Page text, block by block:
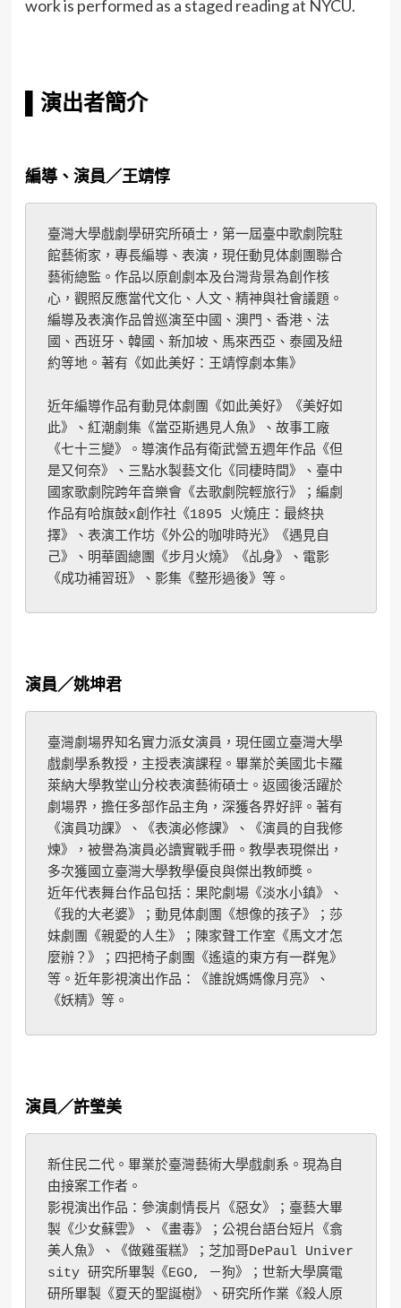
work is performed as a staged reading at NYCU.
演出者簡介
編導、演員／王靖惇
臺灣大學戲劇學研究所碩士，第一屆臺中歌劇院駐
館藝術家，專長編導、表演，現任動見体劇團聯合
藝術總監。作品以原創劇本及台灣背景為創作核
心，觀照反應當代文化、人文、精神與社會議題。
編導及表演作品曾巡演至中國、澳門、香港、法
國、西班牙、韓國、新加坡、馬來西亞、泰國及紐
約等地。著有《如此美好：王靖惇劇本集》
近年編導作品有動見体劇團《如此美好》《美好如
此》、紅潮劇集《當亞斯遇見人魚》、故事工廠
《七十三變》。導演作品有衛武營五週年作品《但
是又何奈》、三點水製藝文化《同棲時間》、臺中
國家歌劇院跨年音樂會《去歌劇院輕旅行》；編劇
作品有哈旗鼓x創作社《1895 火燒庄：最終抉
擇》、表演工作坊《外公的咖啡時光》《遇見自
己》、明華園總團《步月火燒》《乩身》、電影
《成功補習班》、影集《整形過後》等。
演員／姚坤君
臺灣劇場界知名實力派女演員，現任國立臺灣大學
戲劇學系教授，主授表演課程。畢業於美國北卡羅
萊納大學教堂山分校表演藝術碩士。返國後活躍於
劇場界，擔任多部作品主角，深獲各界好評。著有
《演員功課》、《表演必修課》、《演員的自我修
煉》，被譽為演員必讀實戰手冊。教學表現傑出，
多次獲國立臺灣大學教學優良與傑出教師獎。
近年代表舞台作品包括：果陀劇場《淡水小鎮》、
《我的大老婆》；動見体劇團《想像的孩子》；莎
妹劇團《親愛的人生》；陳家聲工作室《馬文才怎
麼辦？》；四把椅子劇團《遙遠的東方有一群鬼》
等。近年影視演出作品：《誰說媽媽像月亮》、
《妖精》等。
演員／許瑩美
新住民二代。畢業於臺灣藝術大學戲劇系。現為自
由接案工作者。
影視演出作品：參演劇情長片《惡女》；臺藝大畢
製《少女蘇雲》、《畫毒》；公視台語台短片《翕
美人魚》、《做雞蛋糕》；芝加哥DePaul Univer
sity 研究所畢製《EGO, －狗》；世新大學廣電
研所畢製《夏天的聖誕樹》、研究所作業《殺人原